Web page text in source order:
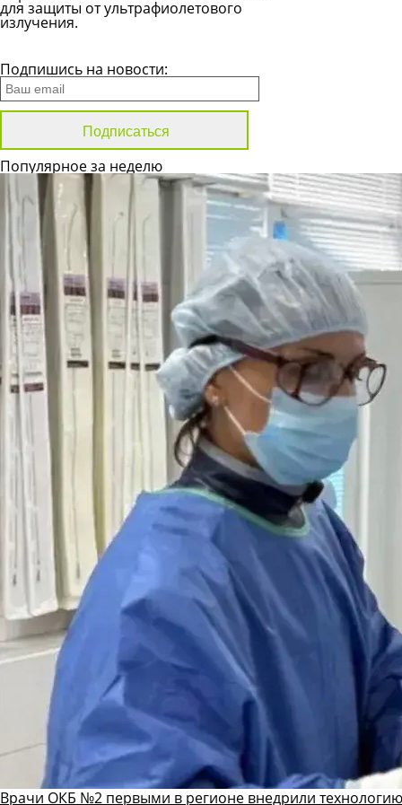
для защиты от ультрафиолетового
излучения.
Подпишись на новости:
Популярное за неделю
Врачи ОКБ №2 первыми в регионе внедрили